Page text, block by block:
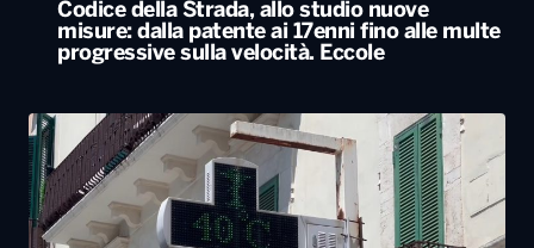
Codice della Strada, allo studio nuove
misure: dalla patente ai 17enni fino alle multe
progressive sulla velocità. Eccole